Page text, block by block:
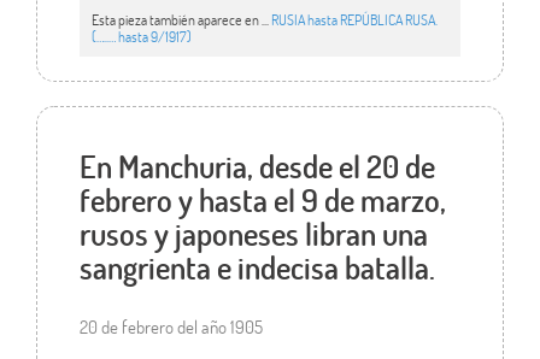
Esta pieza también aparece en ... RUSIA hasta REPÚBLICA RUSA.
(…..… hasta 9/1917)
En Manchuria, desde el 20 de
febrero y hasta el 9 de marzo,
rusos y japoneses libran una
sangrienta e indecisa batalla.
20 de febrero del año 1905